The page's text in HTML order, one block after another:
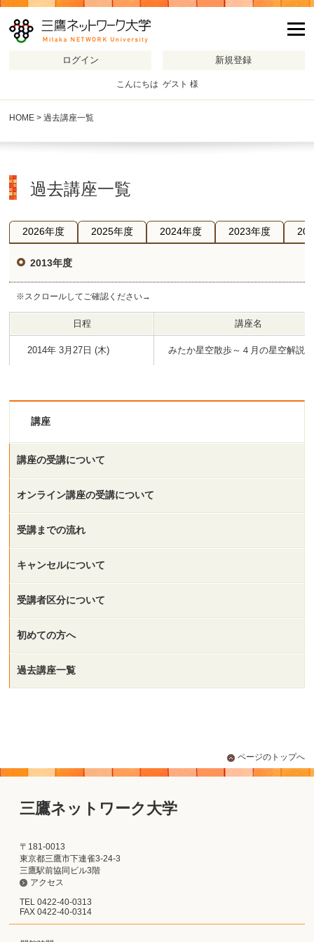
こんにちは ゲスト 様
HOME > 過去講座一覧
過去講座一覧
2026年度 2025年度 2024年度 2023年度
2013年度
※スクロールしてご確認ください→
日程 講座名
2014年 3月27日 (木) みたか星空散歩～４月の星空解説～
講座
講座の受講について
オンライン講座の受講について
受講までの流れ
キャンセルについて
受講者区分について
初めての方へ
過去講座一覧
ページのトップへ
三鷹ネットワーク大学
〒181-0013
東京都三鷹市下連雀3-24-3
三鷹駅前協同ビル3階
アクセス
TEL 0422-40-0313
FAX 0422-40-0314